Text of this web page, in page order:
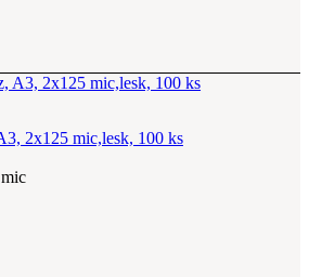
2x125 mic,lesk, 100 ks